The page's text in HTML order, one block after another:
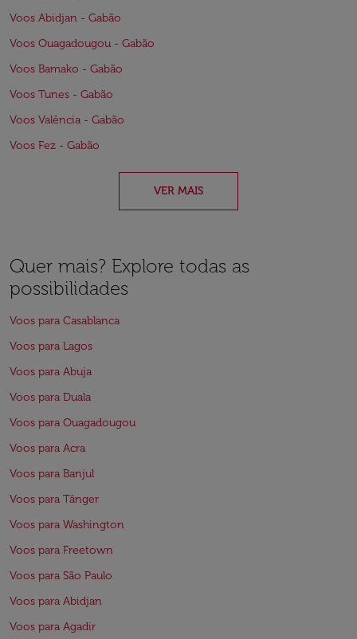
Voos Abidjan - Gabão
Voos Ouagadougou - Gabão
Voos Bamako - Gabão
Voos Tunes - Gabão
Voos Valência - Gabão
Voos Fez - Gabão
VER MAIS
Quer mais? Explore todas as
possibilidades
Voos para Casablanca
Voos para Lagos
Voos para Abuja
Voos para Duala
Voos para Ouagadougou
Voos para Acra
Voos para Banjul
Voos para Tânger
Voos para Washington
Voos para Freetown
Voos para São Paulo
Voos para Abidjan
Voos para Agadir